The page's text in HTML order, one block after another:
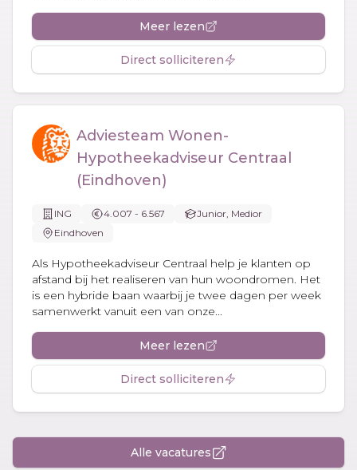
Meer lezen
Direct solliciteren
Adviesteam Wonen-
Hypotheekadviseur Centraal
(Eindhoven)
ING 4.007 - 6.567
Junior, Medior
Eindhoven
Als Hypotheekadviseur Centraal help je klanten op
afstand bij het realiseren van hun woondromen. Het
is een hybride baan waarbij je twee dagen per week
samenwerkt vanuit een van onze...
Meer lezen
Direct solliciteren
Alle vacatures